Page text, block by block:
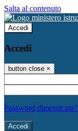
Salta al contenuto
Accedi
Accedi
button close ×
Password dimenticata?